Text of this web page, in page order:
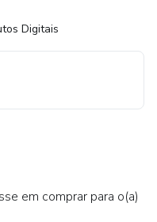
Digitais
em comprar para o(a)